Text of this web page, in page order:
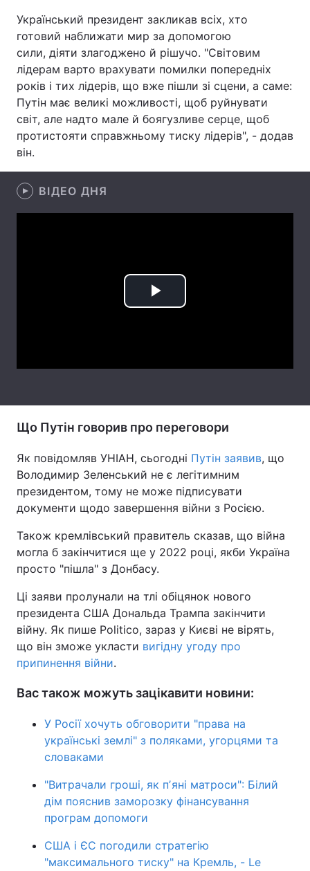
Лонгріди
Відео з Youtube Статті
Інтерв'ю Думки
Архів Вакансії
Контакти
Послуги
Український президент закликав всіх, хто
готовий наближати мир за допомогою
сили, діяти злагоджено й рішучо. "Світовим
лідерам варто врахувати помилки попередніх
років і тих лідерів, що вже пішли зі сцени, а саме:
Путін має великі можливості, щоб руйнувати
світ, але надто мале й боягузливе серце, щоб
протистояти справжньому тиску лідерів", - додав
він.
ВІДЕО ДНЯ
Play
Що Путін говорив про переговори
Як повідомляв УНІАН, сьогодні Путін заявив, що
Володимир Зеленський не є легітимним
президентом, тому не може підписувати
документи щодо завершення війни з Росією.
Також кремлівський правитель сказав, що війна
могла б закінчитися ще у 2022 році, якби Україна
просто "пішла" з Донбасу.
Ці заяви пролунали на тлі обіцянок нового
президента США Дональда Трампа закінчити
війну. Як пише Politico, зараз у Києві не вірять,
що він зможе укласти вигідну угоду про
припинення війни.
Вас також можуть зацікавити новини:
У Росії хочуть обговорити "права на
українські землі" з поляками, угорцями та
словаками
"Витрачали гроші, як пʼяні матроси": Білий
дім пояснив заморозку фінансування
програм допомоги
США і ЄС погодили стратегію
"максимального тиску" на Кремль, - Le